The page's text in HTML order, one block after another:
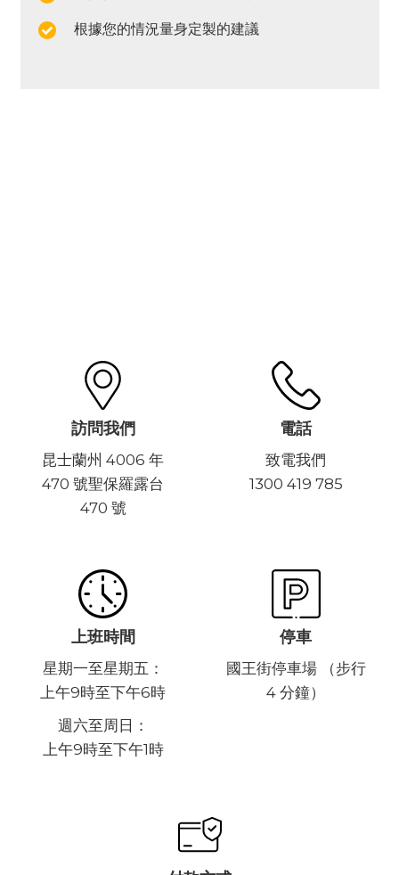
根據您的情況量身定製的建議
訪問我們
昆士蘭州 4006 年
470 號聖保羅露台
470 號
電話
致電我們
1300 419 785
上班時間
星期一至星期五：
上午9時至下午6時
週六至周日：
上午9時至下午1時
停車
國王街停車場 （步行
4 分鐘）